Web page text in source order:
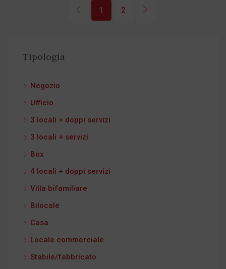
1 2
Tipologia
Negozio
Ufficio
3 locali + doppi servizi
3 locali + servizi
Box
4 locali + doppi servizi
Villa bifamiliare
Bilocale
Casa
Locale commerciale
Stabile/fabbricato